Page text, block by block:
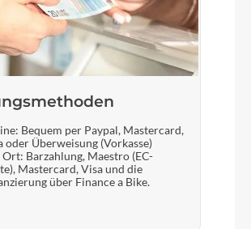
Bequem per Paypal, Mastercard,
oder Überweisung (Vorkasse)
Barzahlung, Maestro (EC-
Mastercard, Visa und die
über Finance a Bike.